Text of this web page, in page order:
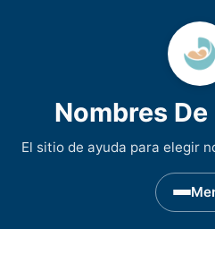
Nombres
El sitio de ayuda para elegir